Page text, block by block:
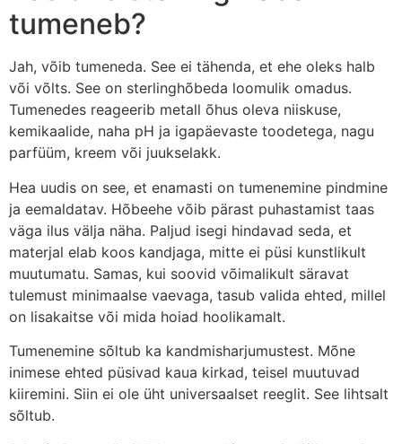
tumeneb?
Jah, võib tumeneda. See ei tähenda, et ehe oleks halb
või võlts. See on sterlinghõbeda loomulik omadus.
Tumenedes reageerib metall õhus oleva niiskuse,
kemikaalide, naha pH ja igapäevaste toodetega, nagu
parfüüm, kreem või juukselakk.
Hea uudis on see, et enamasti on tumenemine pindmine
ja eemaldatav. Hõbeehe võib pärast puhastamist taas
väga ilus välja näha. Paljud isegi hindavad seda, et
materjal elab koos kandjaga, mitte ei püsi kunstlikult
muutumatu. Samas, kui soovid võimalikult säravat
tulemust minimaalse vaevaga, tasub valida ehted, millel
on lisakaitse või mida hoiad hoolikamalt.
Tumenemine sõltub ka kandmisharjumustest. Mõne
inimese ehted püsivad kaua kirkad, teisel muutuvad
kiiremini. Siin ei ole üht universaalset reeglit. See lihtsalt
sõltub.